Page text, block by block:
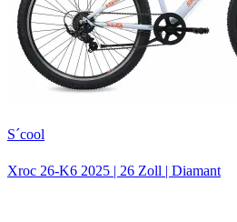
S´cool
Xroc 26-K6 2025 | 26 Zoll | Diamant